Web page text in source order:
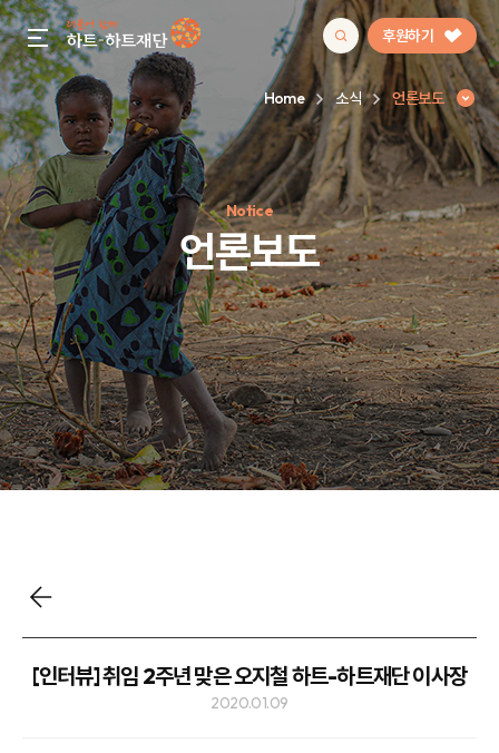
gnb menu open 후원하기
인기 키워드
#정기후원#하트플레이스#캠페인#팬덤후원
Home 소식 언론보도
Notice
언론보도
언론보도
[인터뷰] 취임 2주년 맞은 오지철 하트-하트재단 이사장
2020.01.09